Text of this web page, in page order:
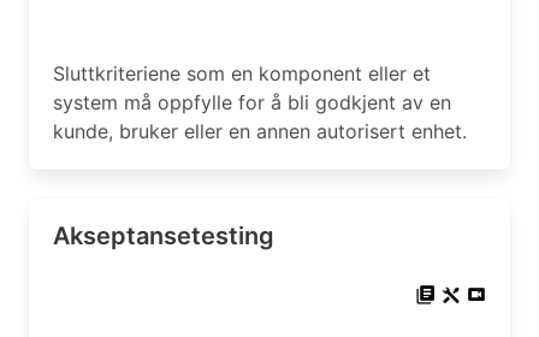
Sluttkriteriene som en komponent eller et
system må oppfylle for å bli godkjent av en
kunde, bruker eller en annen autorisert enhet.
Akseptansetesting